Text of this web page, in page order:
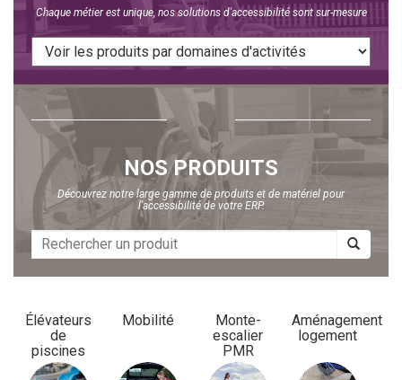
Chaque métier est unique, nos solutions d'accessibilité sont sur-mesure
NOS PRODUITS
Découvrez notre large gamme de produits et de matériel pour
l'accessibilité de votre ERP.
Élévateurs
de
piscines
Mobilité
Monte-
escalier
PMR
Aménagement
logement